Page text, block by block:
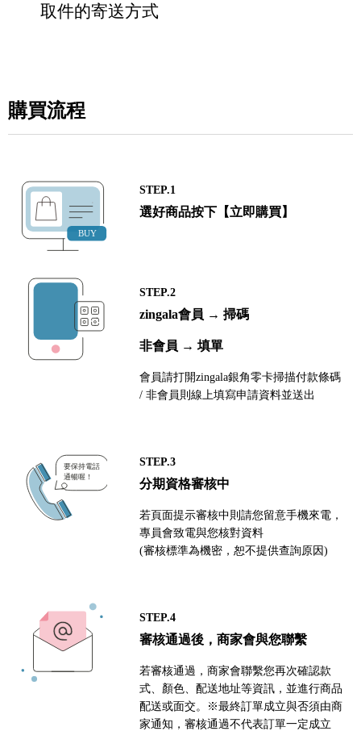
取件的寄送方式
購買流程
STEP.1
選好商品按下【立即購買】
STEP.2
zingala會員 → 掃碼
非會員 → 填單
會員請打開zingala銀角零卡掃描付款條碼
/ 非會員則線上填寫申請資料並送出
STEP.3
分期資格審核中
若頁面提示審核中則請您留意手機來電，
專員會致電與您核對資料
(審核標準為機密，恕不提供查詢原因)
STEP.4
審核通過後，商家會與您聯繫
若審核通過，商家會聯繫您再次確認款
式、顏色、配送地址等資訊，並進行商品
配送或面交。※最終訂單成立與否須由商
家通知，審核通過不代表訂單一定成立